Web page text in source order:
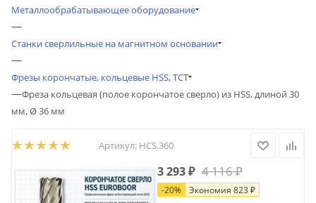
Металлообрабатывающее оборудование
—
Станки сверлильные на магнитном основании
—
Фрезы корончатые, кольцевые HSS, TCT
—Фреза кольцевая (полое корончатое сверло) из HSS, длиной 30
мм, Ø 36 мм
Артикул: HCS.360
3 293₽ 4 116₽
-20% Экономия 823 ₽